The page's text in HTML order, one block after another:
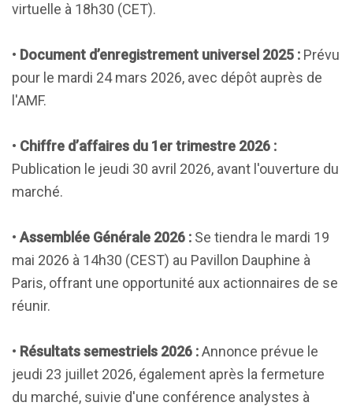
virtuelle à 18h30 (CET).
• Document d’enregistrement universel 2025 : Prévu
pour le mardi 24 mars 2026, avec dépôt auprès de
l'AMF.
• Chiffre d’affaires du 1er trimestre 2026 :
Publication le jeudi 30 avril 2026, avant l'ouverture du
marché.
• Assemblée Générale 2026 : Se tiendra le mardi 19
mai 2026 à 14h30 (CEST) au Pavillon Dauphine à
Paris, offrant une opportunité aux actionnaires de se
réunir.
• Résultats semestriels 2026 :Annonce prévue le
jeudi 23 juillet 2026, également après la fermeture
du marché, suivie d'une conférence analystes à